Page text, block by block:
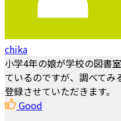
chika
小学4年の娘が学校の図書
ているのですが、調べてみ
登録させていただきます。
Good